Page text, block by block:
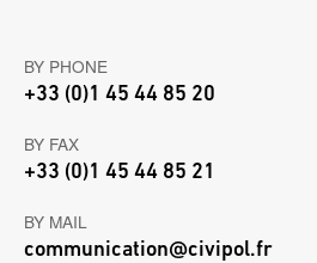
BY PHONE
+33 (0)1 45 44 85 20
BY FAX
+33 (0)1 45 44 85 21
BY MAIL
communication@civipol.fr